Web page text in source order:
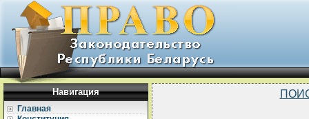
Навигация
Главная